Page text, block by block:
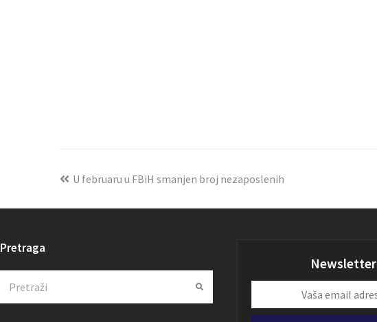
U februaru u FBiH smanjen broj nezaposlenih
Pretraga
Submit
Newsletter
email